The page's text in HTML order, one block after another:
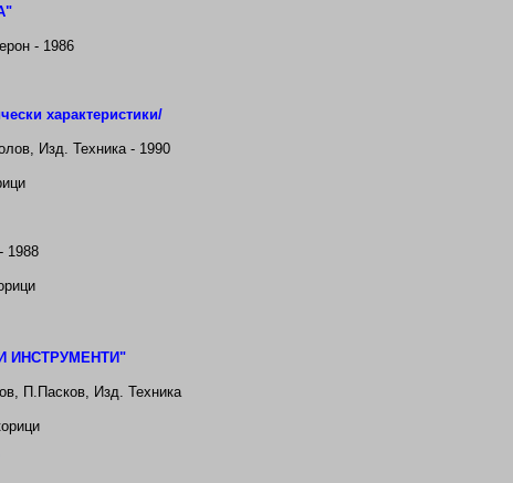
- 1986
характеристики/
, Изд. Техника - 1990
1988
ИНСТРУМЕНТИ "
П.Пасков, Изд. Техника